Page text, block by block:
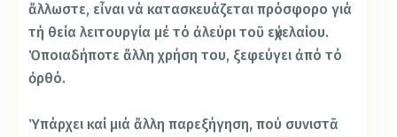
ἄλλωστε, εἶναι νά κατασκευάζεται πρόσφορο γιά
τή θεία λειτουργία μέ τό ἀλεύρι τοῦ εὐχελαίου.
Ὁποιαδήποτε ἄλλη χρήση του, ξεφεύγει ἀπό τό
ὀρθό.
Ὑπάρχει καί μιά ἄλλη παρεξήγηση, πού συνιστᾶ